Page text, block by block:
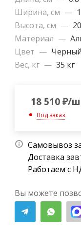
Ширина, см —
Высота, см —
Материал —
Цвет — Черный
Вес, кг — 35 кг
18 510₽/
Под заказ
Самовывоз
Доставка
Работаем с
Вы можете